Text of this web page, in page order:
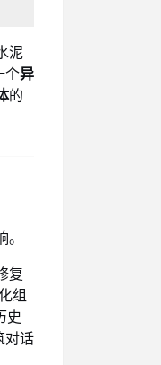
泥
个异
的
复
组
史
对话